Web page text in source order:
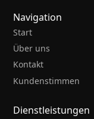
Navigation
Start
Über uns
Kontakt
Kundenstimmen
Dienstleistungen